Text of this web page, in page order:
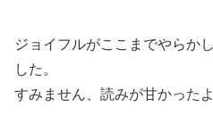
ジョイフルがここまでやらか
した。
すみません、読みが甘かったよ